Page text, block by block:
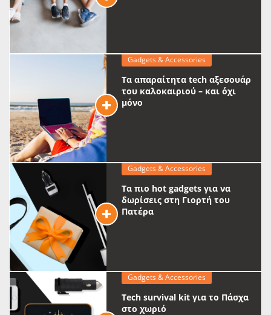
Gadgets & Accessories
Τα απαραίτητα tech αξεσουάρ
του καλοκαιριού – και όχι
μόνο
Gadgets & Accessories
Τα πιο hot gadgets για να
δωρίσεις στη Γιορτή του
Πατέρα
Gadgets & Accessories
Tech survival kit για το Πάσχα
στο χωριό